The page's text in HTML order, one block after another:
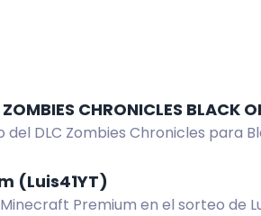
CHRONICLES BLACK
del DLC Zombies Chronicles para
(Luis41YT)
Premium en el sorteo de